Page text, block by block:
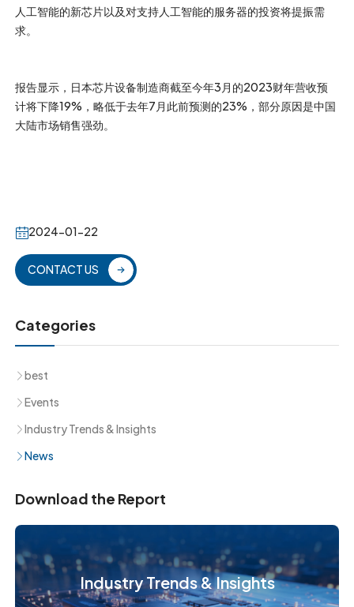
人工智能的新芯片以及对支持人工智能的服务器的投资将提振需
求。
报告显示，日本芯片设备制造商截至今年3月的2023财年营收预
计将下降19%，略低于去年7月此前预测的23%，部分原因是中国
大陆市场销售强劲。
2024-01-22
CONTACT US
Categories
best
Events
Industry Trends & Insights
News
Download the Report
Industry Trends & Insights